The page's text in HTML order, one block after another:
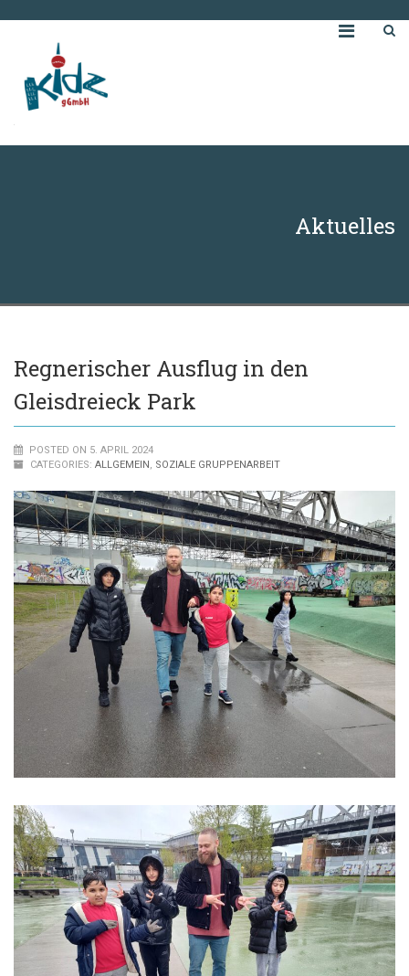
Aktuelles
Regnerischer Ausflug in den
Gleisdreieck Park
POSTED ON 5. APRIL 2024
CATEGORIES: ALLGEMEIN, SOZIALE GRUPPENARBEIT